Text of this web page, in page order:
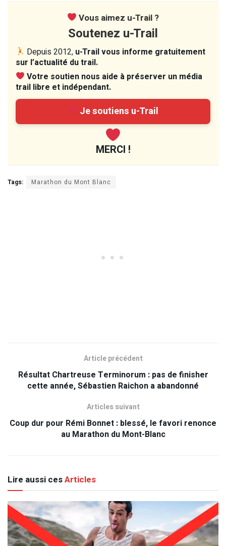
Vous aimez u-Trail ?
Soutenez u-Trail
Depuis 2012, u-Trail vous informe gratuitement
sur l’actualité du trail.
Votre soutien nous aide à préserver un média
trail libre et indépendant.
Je soutiens u-Trail
MERCI !
Tags: Marathon du Mont Blanc
Article précédent
Résultat Chartreuse Terminorum : pas de finisher
cette année, Sébastien Raichon a abandonné
Articles suivant
Coup dur pour Rémi Bonnet : blessé, le favori renonce
au Marathon du Mont-Blanc
Lire aussi cesArticles